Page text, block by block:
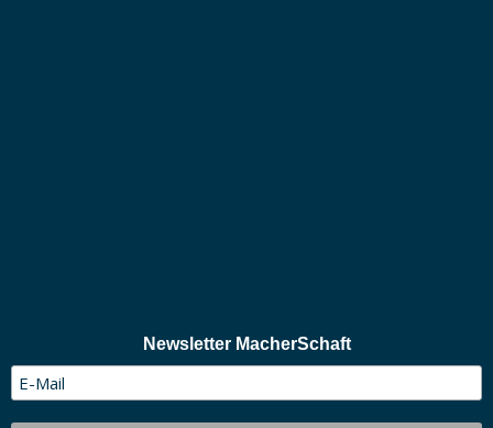
Newsletter MacherSchaft